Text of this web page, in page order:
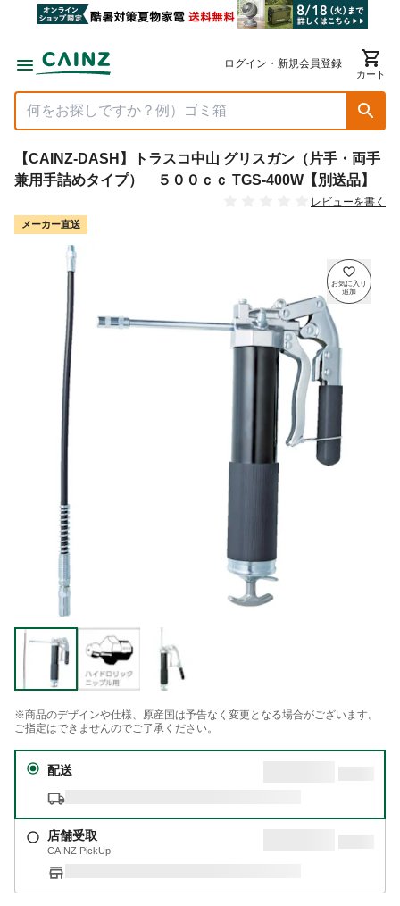
ログイン・新規会員登録
カート
【CAINZ-DASH】トラスコ中山 グリスガン（片手・両手
兼用手詰めタイプ） ５００ｃｃ TGS-400W【別送品】
レビューを書く
メーカー直送
※商品のデザインや仕様、原産国は予告なく変更となる場合がございます。
ご指定はできませんのでご了承ください。
配送
店舗受取
CAINZ PickUp